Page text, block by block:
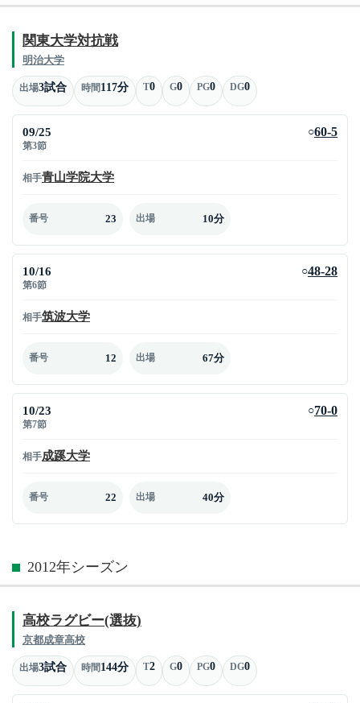
関東大学対抗戦
明治大学
出場3試合 時間117分 T0 G0 PG0 DG0
09/25
第3節
○60-5
相手青山学院大学
番号 23 出場 10分
10/16
第6節
○48-28
相手筑波大学
番号 12 出場 67分
10/23
第7節
○70-0
相手成蹊大学
番号 22 出場 40分
2012年シーズン
高校ラグビー(選抜)
京都成章高校
出場3試合 時間144分 T2 G0 PG0 DG0